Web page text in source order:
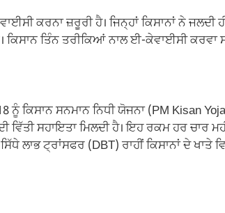
ਕਰਨਾ ਜ਼ਰੂਰੀ ਹੈ। ਜਿਨ੍ਹਾਂ ਕਿਸਾਨਾਂ ਨੇ
ਤਿੰਨ ਤਰੀਕਿਆਂ ਨਾਲ ਈ-ਕੇਵਾਈਸੀ ਕਰਵਾ
ਨੂੰ ਕਿਸਾਨ ਸਨਮਾਨ ਨਿਧੀ ਯੋਜਨਾ (PM Kisan
ਵਿੱਤੀ ਸਹਾਇਤਾ ਮਿਲਦੀ ਹੈ। ਇਹ ਰਕਮ ਹਰ ਚਾਰ
ਲਾਭ ਟ੍ਰਾਂਸਫਰ (DBT) ਰਾਹੀਂ ਕਿਸਾਨਾਂ ਦੇ ਖਾਤੇ